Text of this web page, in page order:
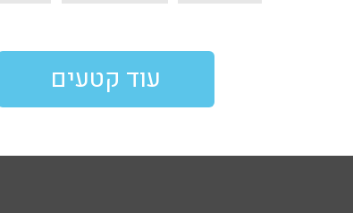
עוד קטעים